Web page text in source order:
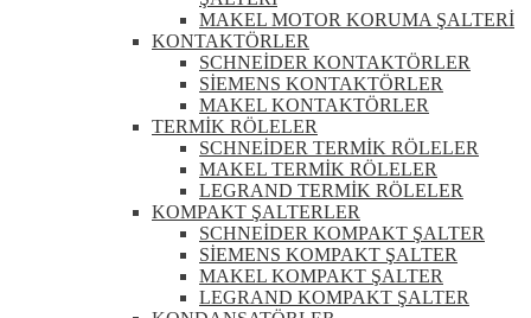
MAKEL MOTOR KORUMA ŞALTERİ
KONTAKTÖRLER
SCHNEİDER KONTAKTÖRLER
SİEMENS KONTAKTÖRLER
MAKEL KONTAKTÖRLER
TERMİK RÖLELER
SCHNEİDER TERMİK RÖLELER
MAKEL TERMİK RÖLELER
LEGRAND TERMİK RÖLELER
KOMPAKT ŞALTERLER
SCHNEİDER KOMPAKT ŞALTER
SİEMENS KOMPAKT ŞALTER
MAKEL KOMPAKT ŞALTER
LEGRAND KOMPAKT ŞALTER